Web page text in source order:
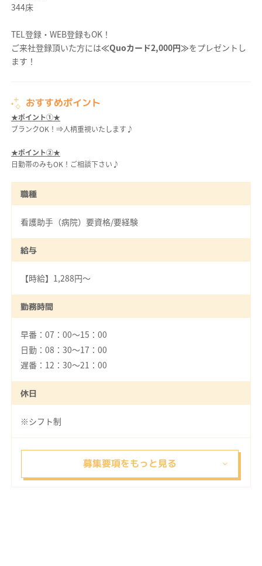
344床
TEL登録・WEB登録もOK！
ご来社登録頂いた方には≪Quoカード2,000円≫をプレゼントし
ます！
おすすめポイント
★ポイント①★
ブランクOK！⇒人柄重視いたします♪
★ポイント②★
日勤帯のみもOK！ご相談下さい♪
職種
看護助手（病院）要資格/要経験
給与
【時給】1,288円～
勤務時間
早番：07：00～15：00
日勤：08：30～17：00
遅番：12：30～21：00
休日
※シフト制